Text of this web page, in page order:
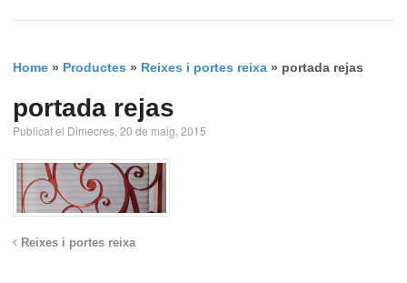
Home » Productes » Reixes i portes reixa » portada rejas
portada rejas
Publicat el Dimecres, 20 de maig, 2015
Reixes i portes reixa